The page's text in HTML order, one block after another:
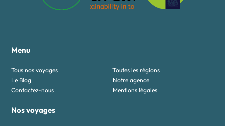
Menu
Tous nos voyages
Toutes les régions
Le Blog
Notre agence
Contactez-nous
Mentions légales
Nos voyages